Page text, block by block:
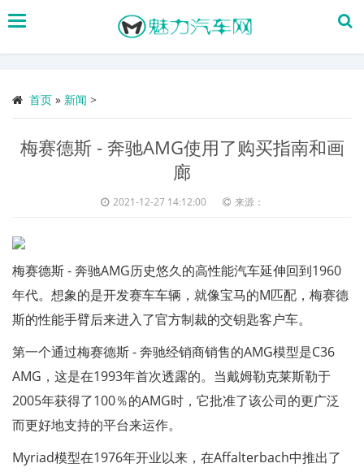
搜
首页 » 新闻 >
梅赛德斯 - 奔驰AMG使用了购买指南和画
廊
2021-12-27 14:12:00 来源：
梅赛德斯 - 奔驰AMG历史悠久的高性能汽车延伸回到1960
年代。想象的是开发赛车车辆，就像宝马的M匹配，梅赛德
斯的性能手臂后来进入了官方制裁的交钥匙客户车。
第一个通过梅赛德斯 - 奔驰经销商销售的AMG模型是C36
AMG，这是在1993年首次透露的。当戴姆勒克莱斯勒于
2005年获得了100％的AMG时，它批准了该公司的更广泛
而更好地支持的平台来运作。
Myriad模型在1976年开业以来，在Affalterbach中推出了